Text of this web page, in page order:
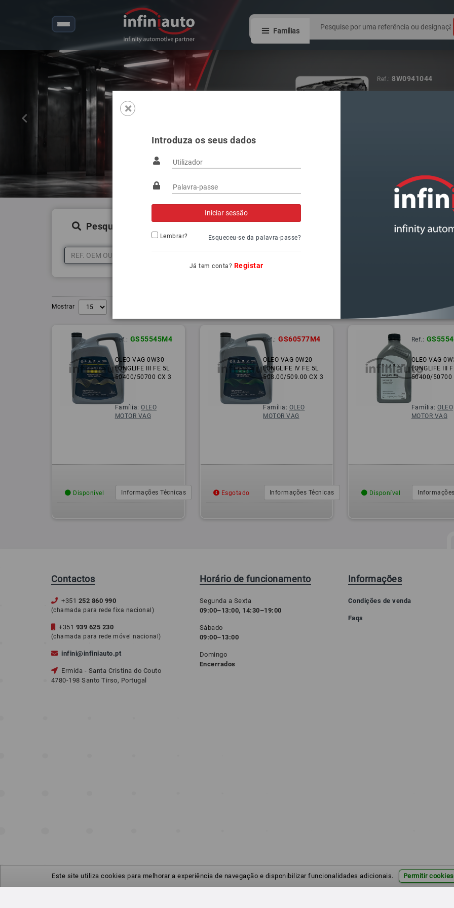
Este site utiliza cookies para melhorar a experiência de navegação e disponibilizar funcionalidades adicionais. Permitir cookies
Introduza os seus dados
Lembrar? Esqueceu-se da palavra-passe?
Já tem conta? Registar
Famílias
Ref.: 8W0941044
FAROL VAG
Pesquisa de produtos
Mostrar
Ref.: GS55545M4
OLEO VAG 0W30
LONGLIFE III FE 5L
50400/50700 CX 3
Família:OLEO
MOTOR VAG
Disponível Informações Técnicas
Ref.: GS60577M4
OLEO VAG 0W20
LONGLIFE IV FE 5L
508.00/509.00 CX 3
Família: OLEO
MOTOR VAG
Esgotado Informações Técnicas
Ref.:
OLEO VAG
LONGLIFE III
50400/50700
Família:OLEO
MOTOR VAG
Disponível
Contactos
+351 252 860 990
(chamada para rede fixa nacional)
+351 939 625 230
(chamada para rede móvel nacional)
infini@infiniauto.pt
Ermida - Santa Cristina do Couto
4780-198 Santo Tirso, Portugal
Horário de funcionamento
Segunda a Sexta
09:00–13:00, 14:30–19:00
Sábado
09:00–13:00
Domingo
Encerrados
Informações
Condições de venda
Faqs